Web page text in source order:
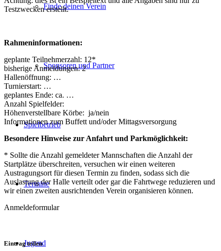
Finde deinen Verein
Sponsoren und Partner
Spielbetrieb
Termine
Jugend
Testzwecken erstellt.
Rahmeninformationen:
geplante Teilnehmerzahl: 12*
bisherige Anmeldungen: 2
Hallenöffnung: …
Turnierstart: …
geplantes Ende: ca. …
Anzahl Spielfelder:
Höhenverstellbare Körbe: ja/nein
Informationen zum Buffett und/oder Mittagsversorgung
Besondere Hinweise zur Anfahrt und Parkmöglichkeit:
* Sollte die Anzahl gemeldeter Mannschaften die Anzahl der
Startplätze überschreiten, versuchen wir einen weiteren
Austragungsort für diesen Termin zu finden, sodass sich die
Auslastung der Halle verteilt oder gar die Fahrtwege reduzieren und
wir einen zweiten ausrichtenden Verein organisieren können.
Anmeldeformular
Eintrag teilen